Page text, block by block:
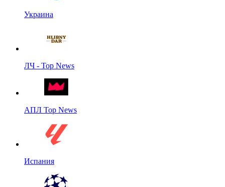
Украина
ЛЧ - Top News
АПЛ Top News
Испания